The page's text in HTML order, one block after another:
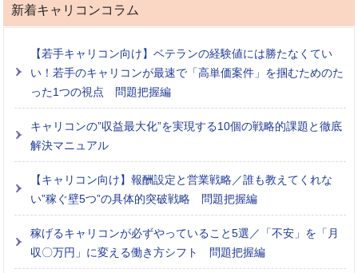
新着キャリコンコラム
【若手キャリコン向け】ベテランの経験値には勝たなくてい
い！若手のキャリコンが最速で「高単価案件」を掴むためのた
った1つの視点 問題把握編
キャリコンの”収益最大化”を実現する10個の戦略的課題と徹底
解決マニュアル
【キャリコン向け】報酬設定と営業戦略／誰も教えてくれな
い”稼ぐ壁5つ”の具体的突破戦略 問題把握編
稼げるキャリコンが必ずやっていること5選／「不安」を「月
収〇万円」に変える働き方シフト 問題把握編